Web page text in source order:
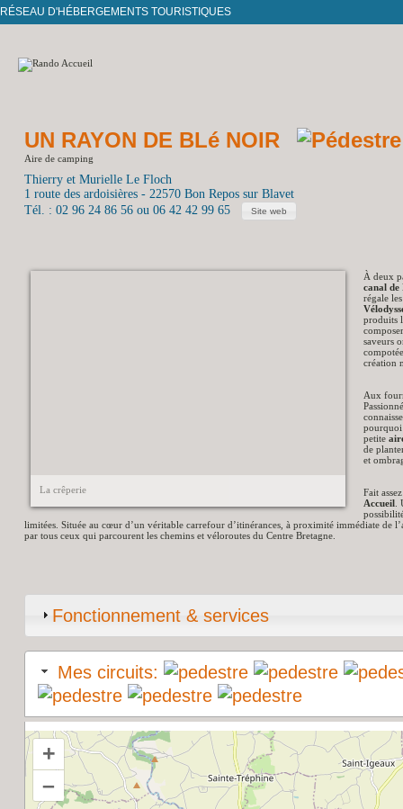
RÉSEAU D'HÉBERGEMENTS TOURISTIQUES
UN RAYON DE BLé NOIR
Aire de camping
Thierry et Murielle Le Floch
1 route des ardoisières - 22570 Bon Repos sur Blavet
Tél. : 02 96 24 86 56 ou 06 42 42 99 65
Site web
La crêperie
À deux
canal de
régale
produits
saveurs
création
Aux
pourquoi
petite
de
et
Fait
Accueil
limitées. Située au cœur d’un véritable carrefour d’itinérances, à proximité immédiate de
par tous ceux qui parcourent les chemins et véloroutes du Centre Bretagne.
Fonctionnement & services
Mes circuits:
+
–